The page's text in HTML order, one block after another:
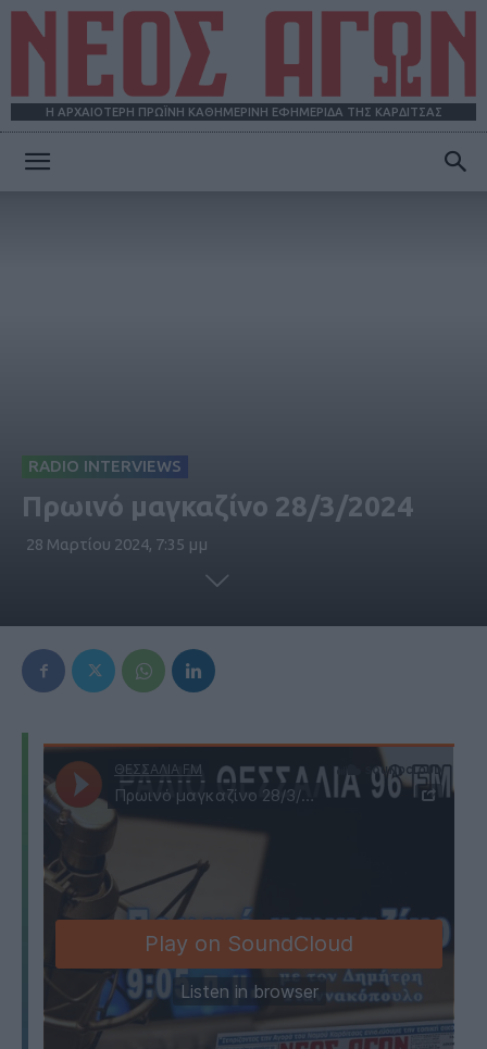
Η ΑΡΧΑΙΟΤΕΡΗ ΠΡΩΪΝΗ ΚΑΘΗΜΕΡΙΝΗ ΕΦΗΜΕΡΙΔΑ ΤΗΣ ΚΑΡΔΙΤΣΑΣ
RADIO INTERVIEWS
Πρωινό μαγκαζίνο 28/3/2024
28 Μαρτίου 2024, 7:35 μμ